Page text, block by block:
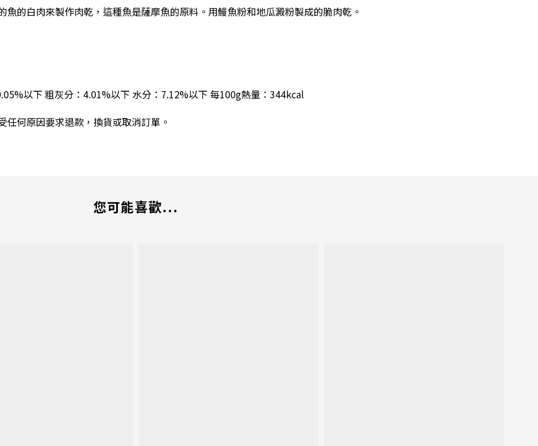
的白肉來製作肉乾，這種魚是薩摩魚的原料。用鰻魚粉和地瓜澱粉製成的脆肉乾。
以下 粗灰分：4.01%以下 水分：7.12%以下 每100g熱量：344kcal
何原因要求退款，換貨或取消訂單。
您可能喜歡...